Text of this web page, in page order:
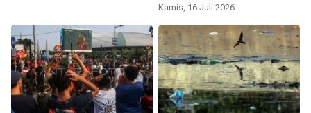
Kamis, 16 Juli 2026